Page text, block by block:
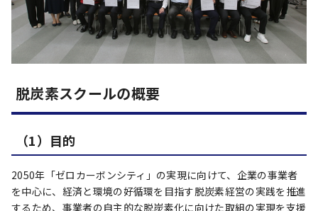
脱炭素スクールの概要
（1）目的
2050年「ゼロカーボンシティ」の実現に向けて、企業の事業者
を中心に、経済と環境の好循環を目指す脱炭素経営の実践を推進
するため、事業者の自主的な脱炭素化に向けた取組の実現を支援